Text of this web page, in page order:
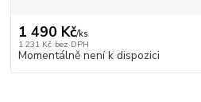
1 490 Kč/ks
1 231 Kč bez DPH
Momentálně není k dispozici